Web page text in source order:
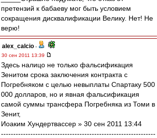
претензий к бабаеву мог быть условием
сокращения дисквалификации Велику. Нет! Не
верю!
alex_calcio -
30 сен 2011 13:39
Здесь налицо не только фальсификация
Зенитом срока заключения контракта с
Погребняком с целью невыплаты Спартаку 500
000 долларов, но и явная фальсификация
самой суммы трансфера Погребняка из Томи в
Зенит,
Иоаким Хундертвассер » 30 сен 2011 13:44
---------------------------------------------------------------